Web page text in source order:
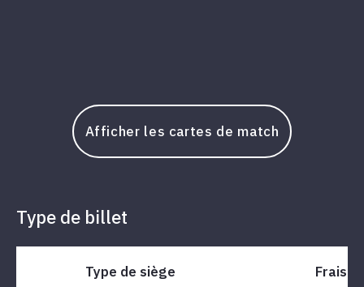
Afficher les cartes de match
Type de billet
Type de siège Frais